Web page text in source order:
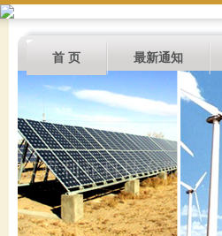
首 页 最新通知